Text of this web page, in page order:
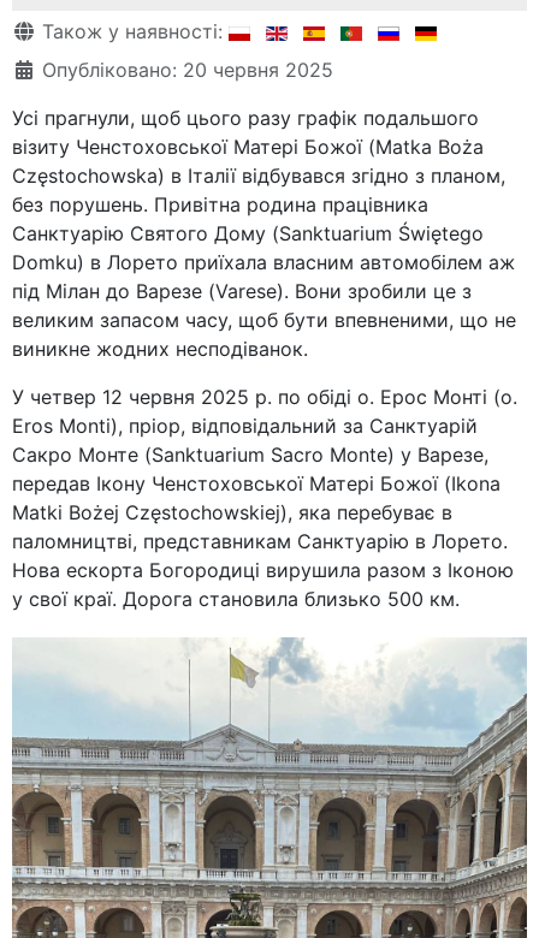
Деталі
Також у наявності:
Опубліковано: 20 червня 2025
Усі прагнули, щоб цього разу графік подальшого
візиту Ченстоховської Матері Божої (Matka Boża
Częstochowska) в Італії відбувався згідно з планом,
без порушень. Привітна родина працівника
Санктуарію Святого Дому (Sanktuarium Świętego
Domku) в Лорето приїхала власним автомобілем аж
під Мілан до Варезе (Varese). Вони зробили це з
великим запасом часу, щоб бути впевненими, що не
виникне жодних несподіванок.
У четвер 12 червня 2025 р. по обіді о. Ерос Монті (o.
Eros Monti), пріор, відповідальний за Санктуарій
Сакро Монте (Sanktuarium Sacro Monte) у Варезе,
передав Ікону Ченстоховської Матері Божої (Ikona
Matki Bożej Częstochowskiej), яка перебуває в
паломництві, представникам Санктуарію в Лорето.
Нова ескорта Богородиці вирушила разом з Іконою
у свої краї. Дорога становила близько 500 км.